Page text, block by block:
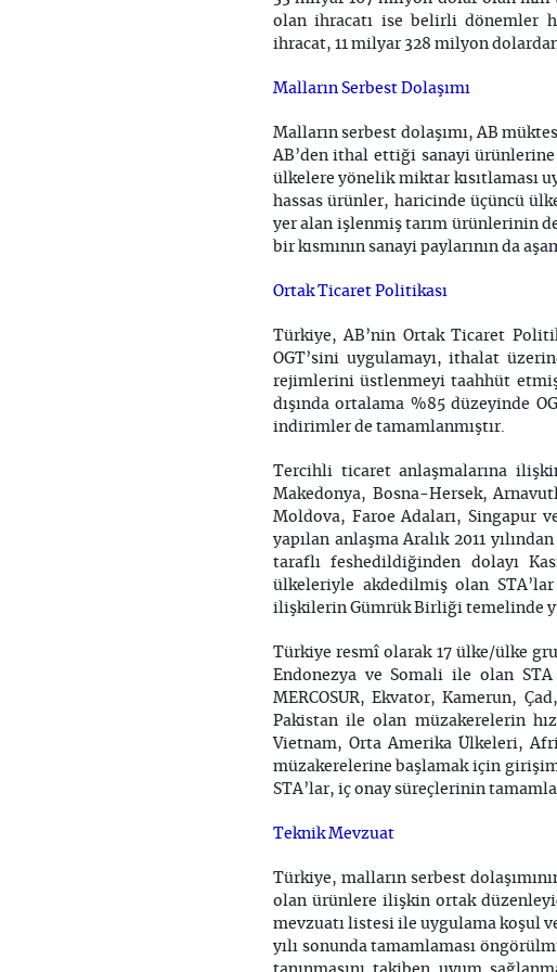
olan ihracatı ise belirli dönemler
ihracat, 11 milyar 328 milyon
Malların Serbest Dolaşımı
Malların serbest dolaşımı, AB
AB’den ithal ettiği sanayi
ülkelere yönelik miktar kısıtlaması
hassas ürünler, haricinde üçüncü
yer alan işlenmiş tarım ürünlerinin de
bir kısmının sanayi paylarının da
Ortak Ticaret Politikası
Türkiye, AB’nin Ortak Ticaret
OGT’sini uygulamayı, ithalat
rejimlerini üstlenmeyi taahhüt
dışında ortalama %85 düzeyinde
indirimler de tamamlanmıştır.
Tercihli ticaret anlaşmalarına
Makedonya, Bosna-Hersek,
Moldova, Faroe Adaları, Singapur
yapılan anlaşma Aralık 2011
taraflı feshedildiğinden dolayı
ülkeleriyle akdedilmiş olan
ilişkilerin Gümrük Birliği temelinde
Türkiye resmî olarak 17 ülke/ülke
Endonezya ve Somali ile olan
MERCOSUR, Ekvator, Kamerun,
Pakistan ile olan müzakerelerin
Vietnam, Orta Amerika Ülkeleri,
müzakerelerine başlamak için
STA’lar, iç onay süreçlerinin
Teknik Mevzuat
Türkiye, malların serbest
olan ürünlere ilişkin ortak
mevzuatı listesi ile uygulama koşul
yılı sonunda tamamlaması